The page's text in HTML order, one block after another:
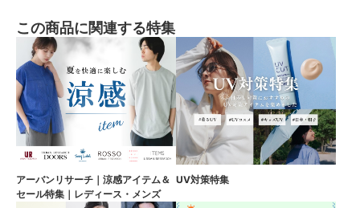
この商品に関連する特集
アーバンリサーチ｜涼感アイテム＆
セール特集｜レディース・メンズ
UV対策特集